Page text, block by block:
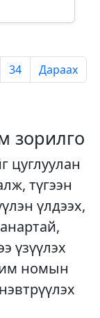
34 Дараах
зорилго
цуглуулан
түгээн
үлдээх,
үзүүлэх
номын